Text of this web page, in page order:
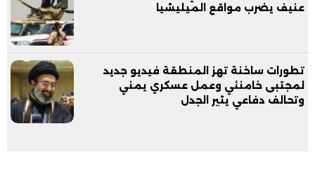
عنيف يضرب مواقع الميليشيا
تطورات ساخنة تهز المنطقة فيديو جديد
لمجتبى خامنئي وعمل عسكري يمني
وتحالف دفاعي يثير الجدل